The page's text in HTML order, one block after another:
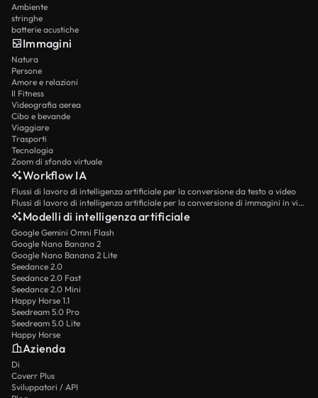
Ambiente
stringhe
batterie acustiche
Immagini
Natura
Persone
Amore e relazioni
Il Fitness
Videografia aerea
Cibo e bevande
Viaggiare
Trasporti
Tecnologia
Zoom di sfondo virtuale
Workflow IA
Flussi di lavoro di intelligenza artificiale per la conversione da testo a video
Flussi di lavoro di intelligenza artificiale per la conversione di immagini in video
Modelli di intelligenza artificiale
Google Gemini Omni Flash
Google Nano Banana 2
Google Nano Banana 2 Lite
Seedance 2.0
Seedance 2.0 Fast
Seedance 2.0 Mini
Happy Horse 1.1
Seedream 5.0 Pro
Seedream 5.0 Lite
Happy Horse
Azienda
Di
Coverr Plus
Sviluppatori / API